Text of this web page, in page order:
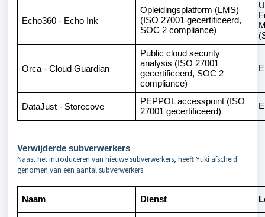
Echo360 - Echo Ink
Opleidingsplatform (LMS)
(ISO 27001 gecertificeerd,
SOC 2 compliance)
Orca - Cloud Guardian
Public cloud security
analysis (ISO 27001
gecertificeerd, SOC 2
compliance)
DataJust - Storecove
PEPPOL accesspoint (ISO
27001 gecertificeerd)
Verwijderde subverwerkers
Naast het introduceren van nieuwe subverwerkers, heeft Yuki afscheid
genomen van een aantal subverwerkers.
Naam Dienst